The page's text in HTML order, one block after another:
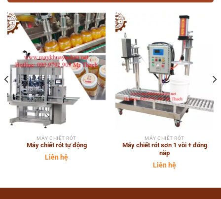
MÁY CHIẾT RÓT
Máy chiết rót tự động
Liên hệ
MÁY CHIẾT RÓT
Máy chiết rót sơn 1 vòi + đóng
nắp
Liên hệ